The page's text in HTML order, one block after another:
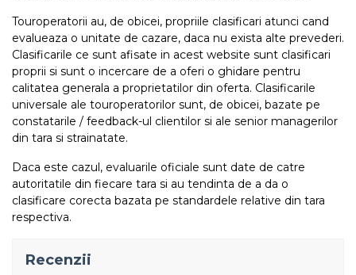
Touroperatorii au, de obicei, propriile clasificari atunci cand
evalueaza o unitate de cazare, daca nu exista alte prevederi.
Clasificarile ce sunt afisate in acest website sunt clasificari
proprii si sunt o incercare de a oferi o ghidare pentru
calitatea generala a proprietatilor din oferta. Clasificarile
universale ale touroperatorilor sunt, de obicei, bazate pe
constatarile / feedback-ul clientilor si ale senior managerilor
din tara si strainatate.
Daca este cazul, evaluarile oficiale sunt date de catre
autoritatile din fiecare tara si au tendinta de a da o
clasificare corecta bazata pe standardele relative din tara
respectiva.
Recenzii